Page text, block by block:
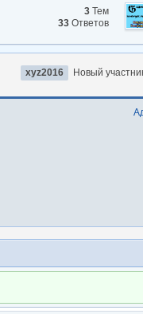
3 Тем
33 Ответов
xyz2016 Новый